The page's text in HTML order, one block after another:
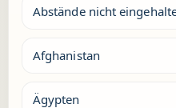
Abstände nicht
Afghanistan
Ägypten